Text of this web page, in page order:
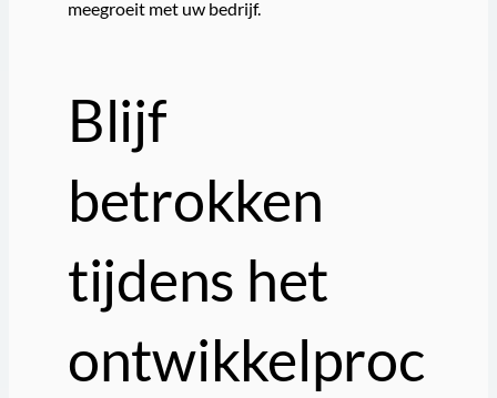
meegroeit met uw bedrijf.
Blijf
betrokken
tijdens het
ontwikkelproc